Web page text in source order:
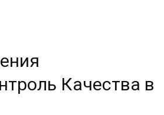
Качества в